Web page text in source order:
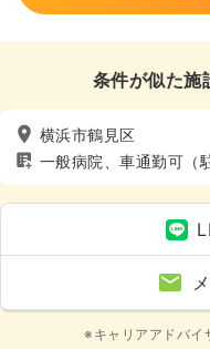
条件が似た施
横浜市鶴見区
一般病院、車通勤可（
※キャリアアドバイ